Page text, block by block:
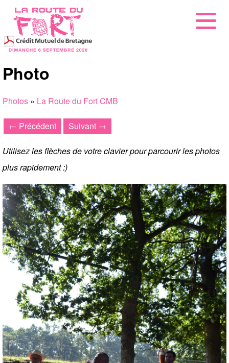
Photo
Photos » La Route du Fort CMB
← Précédent Suivant →
Utilisez les flèches de votre clavier pour parcourir les photos
plus rapidement :)